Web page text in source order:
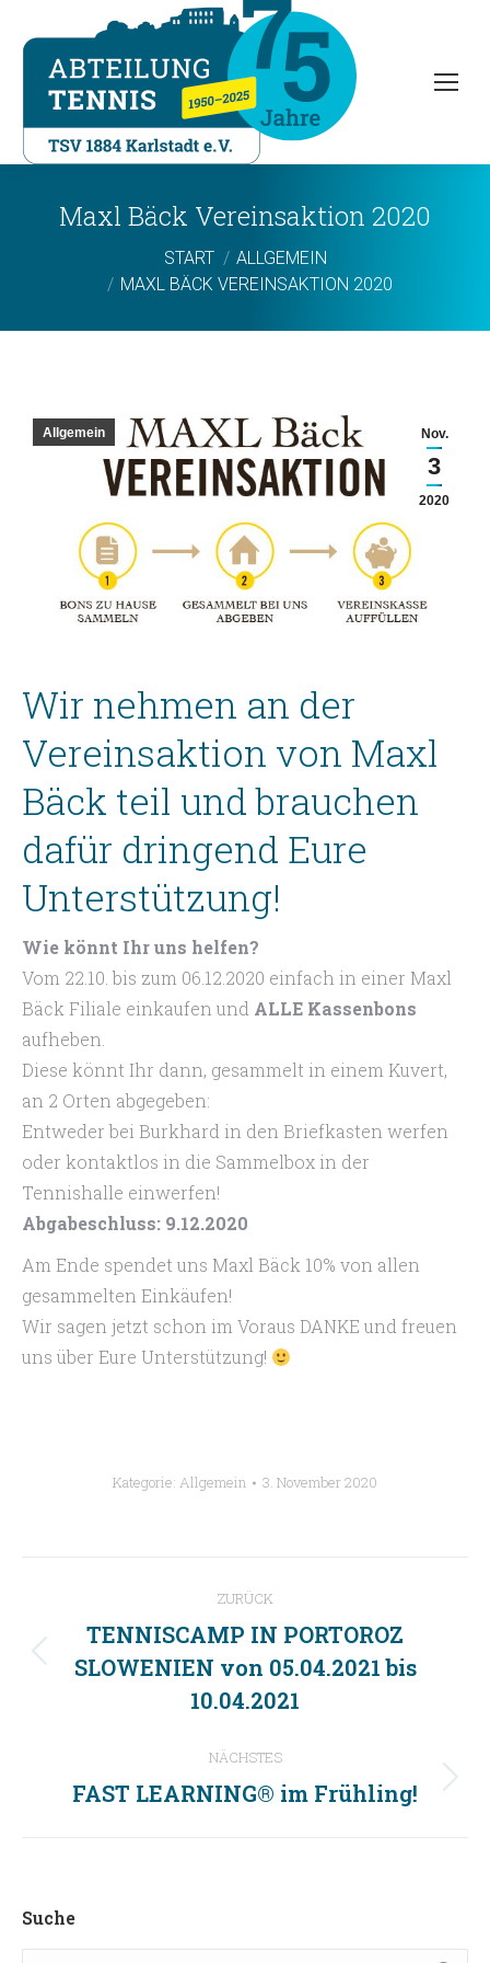
Maxl Bäck Vereinsaktion 2020
Sie befinden sich hier:
START
ALLGEMEIN
MAXL BÄCK VEREINSAKTION 2020
Nov.
3
2020
Allgemein
Wir nehmen an der
Vereinsaktion von Maxl
Bäck teil und brauchen
dafür dringend Eure
Unterstützung!
Wie könnt Ihr uns helfen?
Vom 22.10. bis zum 06.12.2020 einfach in einer Maxl
Bäck Filiale einkaufen und ALLE Kassenbons
aufheben.
Diese könnt Ihr dann, gesammelt in einem Kuvert,
an 2 Orten abgegeben:
Entweder bei Burkhard in den Briefkasten werfen
oder kontaktlos in die Sammelbox in der
Tennishalle einwerfen!
Abgabeschluss: 9.12.2020
Am Ende spendet uns Maxl Bäck 10% von allen
gesammelten Einkäufen!
Wir sagen jetzt schon im Voraus DANKE und freuen
uns über Eure Unterstützung!
Kategorie: Allgemein 3. November 2020
Kommentarnavigation
ZURÜCK
Vorheriger
Beitrag:
TENNISCAMP IN PORTOROZ
SLOWENIEN von 05.04.2021 bis
10.04.2021
NÄCHSTES
Nächster
FAST LEARNING® im Frühling!
Suche